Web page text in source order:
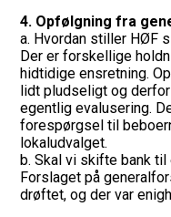
4. Opfølgning fra
a. Hvordan stiller HØF
Der er forskellige
hidtidige ensretning.
lidt pludseligt og
egentlig evalusering.
forespørgsel til
lokaludvalget.
b. Skal vi skifte bank til
Forslaget på
drøftet, og der var